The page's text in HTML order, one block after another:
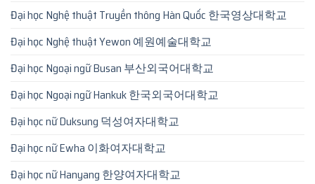
Đại học Nghệ thuật Truyền thông Hàn Quốc 한국영상대학교
Đại học Nghệ thuật Yewon 예원예술대학교
Đại học Ngoại ngữ Busan 부산외국어대학교
Đại học Ngoại ngữ Hankuk 한국외국어대학교
Đại học nữ Duksung 덕성여자대학교
Đại học nữ Ewha 이화여자대학교
Đại học nữ Hanyang 한양여자대학교